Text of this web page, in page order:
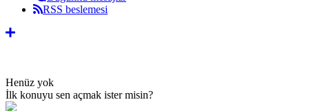
RSS beslemesi
Henüz yok
İlk konuyu sen açmak ister misin?